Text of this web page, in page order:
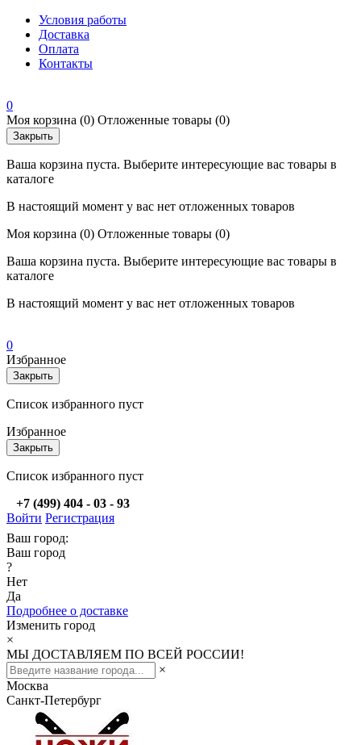
Условия работы
Доставка
Оплата
Контакты
0
Моя корзина (0) Отложенные товары (0)
Закрыть
Ваша корзина пуста. Выберите интересующие вас товары в
каталоге
В настоящий момент у вас нет отложенных товаров
Моя корзина (0) Отложенные товары (0)
Ваша корзина пуста. Выберите интересующие вас товары в
каталоге
В настоящий момент у вас нет отложенных товаров
0
Избранное
Закрыть
Список избранного пуст
Избранное
Закрыть
Список избранного пуст
+7 (499) 404 - 03 - 93
Войти Регистрация
Ваш город:
Ваш город
?
Нет
Да
Подробнее о доставке
Изменить город
×
МЫ ДОСТАВЛЯЕМ ПО ВСЕЙ РОССИИ!
×
Москва
Санкт-Петербург